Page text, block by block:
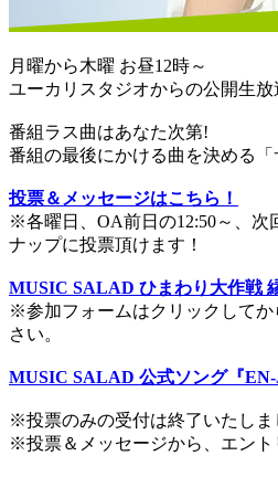
月曜から木曜 お昼12時～
ユーカリスタジオからの公開生放
番組ラス曲はあなた次第!
番組の最後にかける曲を決める「
投票＆メッセージはこちら！
※各曜日、OA前日の12:50～、次
ナップに投票頂けます！
MUSIC SALAD ひまわり大作戦
※参加フォームはクリックして
さい。
MUSIC SALAD 公式ソング『
※投票のみの受付は終了いたしま
※投票＆メッセージから、エント